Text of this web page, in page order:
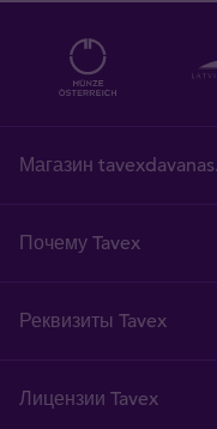
Магазин
Почему Tavex
Реквизиты Tavex
Лицензии Tavex